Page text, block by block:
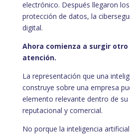
electrónico. Después llegaron
protección de datos, la
digital.
Ahora comienza a surgir
atención.
La representación que una
construye sobre una empresa
elemento relevante dentro de
reputacional y comercial.
No porque la inteligencia